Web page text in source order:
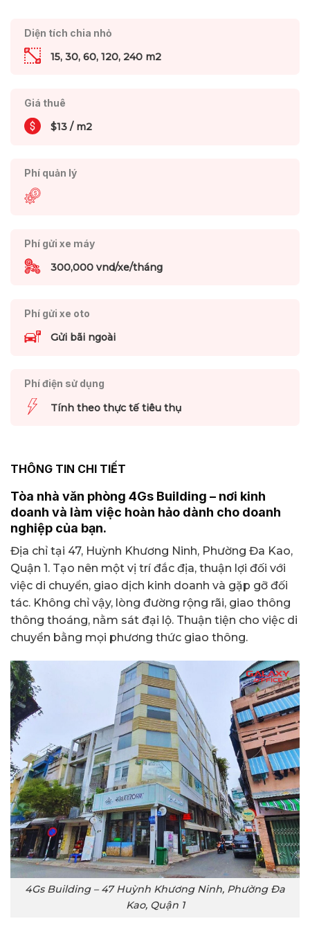
Diện tích chia nhỏ
15, 30, 60, 120, 240 m2
Giá thuê
$13 / m2
Phí quản lý
Phí gửi xe máy
300,000 vnd/xe/tháng
Phí gửi xe oto
Gửi bãi ngoài
Phí điện sử dụng
Tính theo thực tế tiêu thụ
THÔNG TIN CHI TIẾT
Tòa nhà văn phòng 4Gs Building – nơi kinh
doanh và làm việc hoàn hảo dành cho doanh
nghiệp của bạn.
Địa chỉ tại 47, Huỳnh Khương Ninh, Phường Đa Kao,
Quận 1. Tạo nên một vị trí đắc địa, thuận lợi đối với
việc di chuyển, giao dịch kinh doanh và gặp gỡ đối
tác. Không chỉ vậy, lòng đường rộng rãi, giao thông
thông thoáng, nằm sát đại lộ. Thuận tiện cho việc di
chuyển bằng mọi phương thức giao thông.
4Gs Building – 47 Huỳnh Khương Ninh, Phường Đa
Kao, Quận 1